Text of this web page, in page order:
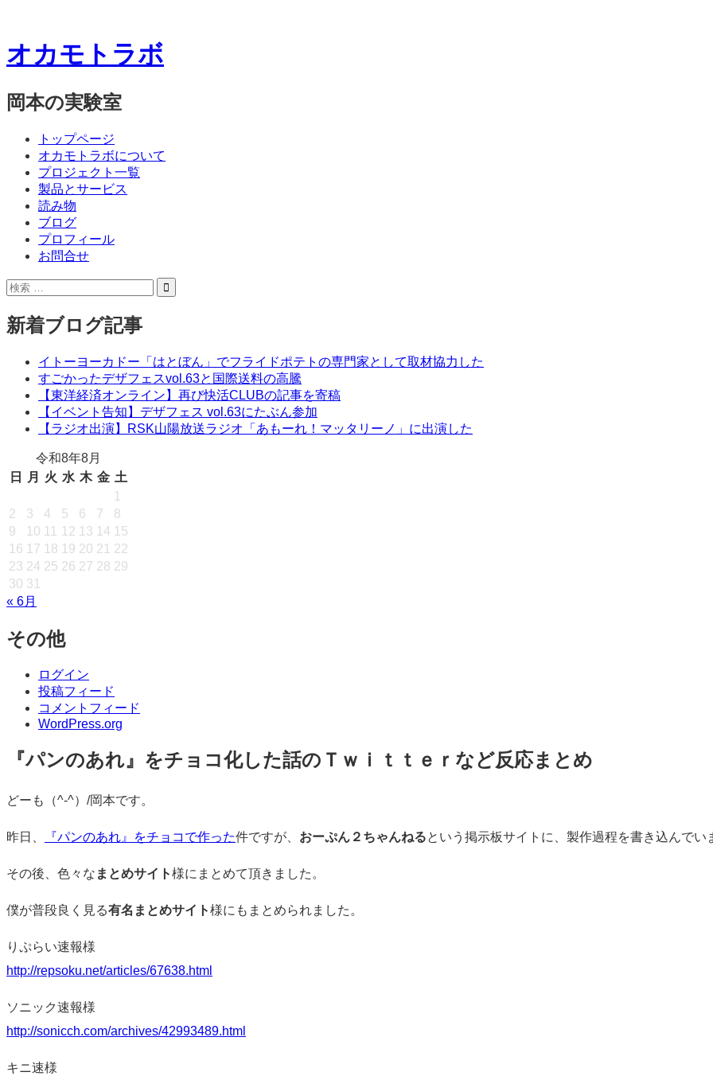
オカモトラボ
岡本の実験室
プ
トップページ
オカモトラボについて
プロジェクト一覧
製品とサービス
読み物
ブログ
プロフィール
お問合せ
サ
ド
バ
検
新着ブログ記事
イトーヨーカドー「はとぼん」でフライドポテトの専門家として取材協力した
すごかったデザフェスvol.63と国際送料の高騰
【東洋経済オンライン】再び快活CLUBの記事を寄稿
【イベント告知】デザフェス vol.63にたぶん参加
【ラジオ出演】RSK山陽放送ラジオ「あもーれ！マッタリーノ」に出演した
令和8年8月
日
月 火 水 木 金 土
1
2
3 4 5 6 7
8
9
10 11 12 13 14 15
16 17 18 19 20 21 22
23 24 25 26 27 28 29
30 31
« 6月
その他
ログイン
投稿フィード
コメントフィード
WordPress.org
『パンのあれ』をチョコ化した話のＴｗｉｔｔｅｒなど反応まとめ
標
どーも（^-^）/岡本です。
昨日、 『パンのあれ』をチョコで作った件ですが、 おーぷん２ちゃんねるという掲示板サイトに、製作過程を書き込んでい
その後、色々な まとめサイト様にまとめて頂きました。
僕が普段良く見る有名まとめサイト様にもまとめられました。
りぷらい速報様
http://repsoku.net/articles/67638.html
ソニック速報様
http://sonicch.com/archives/42993489.html
キニ速様